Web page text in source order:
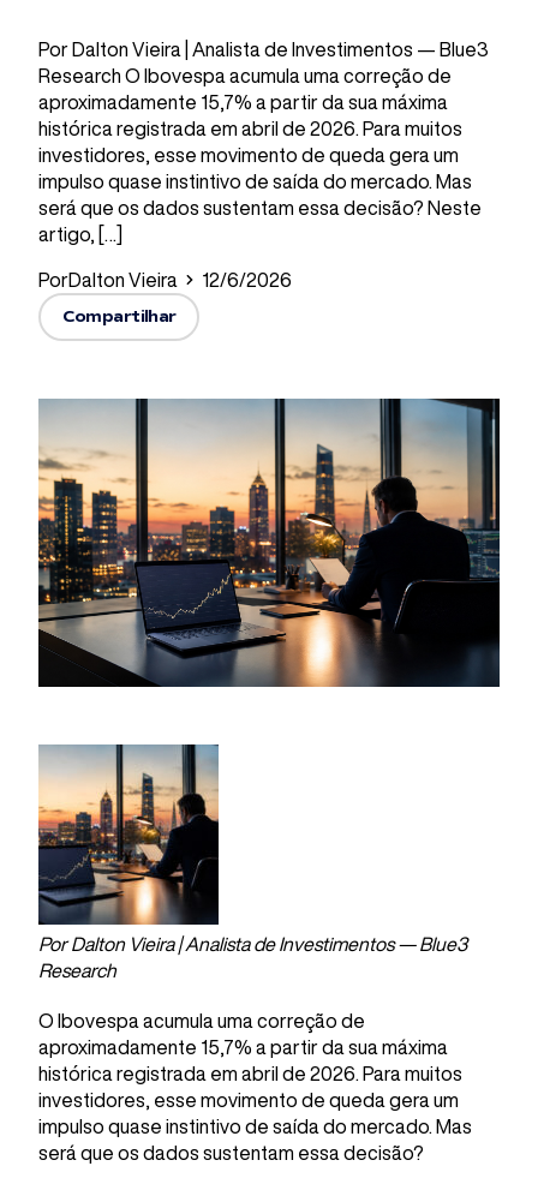
Por Dalton Vieira | Analista de Investimentos — Blue3
Research O Ibovespa acumula uma correção de
aproximadamente 15,7% a partir da sua máxima
histórica registrada em abril de 2026. Para muitos
investidores, esse movimento de queda gera um
impulso quase instintivo de saída do mercado. Mas
será que os dados sustentam essa decisão? Neste
artigo, […]
PorDalton Vieira 12/6/2026
Compartilhar
Por Dalton Vieira | Analista de Investimentos — Blue3
Research
O Ibovespa acumula uma correção de
aproximadamente 15,7% a partir da sua máxima
histórica registrada em abril de 2026. Para muitos
investidores, esse movimento de queda gera um
impulso quase instintivo de saída do mercado. Mas
será que os dados sustentam essa decisão?